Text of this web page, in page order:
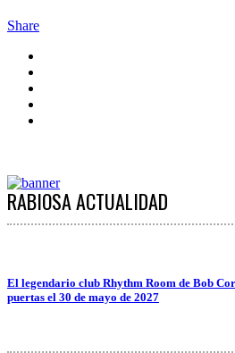
Share
RABIOSA ACTUALIDAD
El legendario club Rhythm Room de Bob
puertas el 30 de mayo de 2027